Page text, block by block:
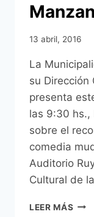
13 abril, 2016
La
su Dirección
presenta
las 9:30 hs.,
sobre el
comedia
Auditorio
Cultural de
LEER MÁS